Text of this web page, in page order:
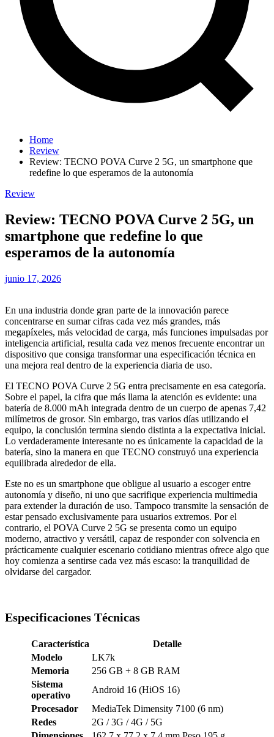
Home
Review
Review: TECNO POVA Curve 2 5G, un smartphone que
redefine lo que esperamos de la autonomía
Review
Review: TECNO POVA Curve 2 5G, un
smartphone que redefine lo que
esperamos de la autonomía
junio 17, 2026
En una industria donde gran parte de la innovación parece
concentrarse en sumar cifras cada vez más grandes, más
megapíxeles, más velocidad de carga, más funciones impulsadas por
inteligencia artificial, resulta cada vez menos frecuente encontrar un
dispositivo que consiga transformar una especificación técnica en
una mejora real dentro de la experiencia diaria de uso.
El TECNO POVA Curve 2 5G entra precisamente en esa categoría.
Sobre el papel, la cifra que más llama la atención es evidente: una
batería de 8.000 mAh integrada dentro de un cuerpo de apenas 7,42
milímetros de grosor. Sin embargo, tras varios días utilizando el
equipo, la conclusión termina siendo distinta a la expectativa inicial.
Lo verdaderamente interesante no es únicamente la capacidad de la
batería, sino la manera en que TECNO construyó una experiencia
equilibrada alrededor de ella.
Este no es un smartphone que obligue al usuario a escoger entre
autonomía y diseño, ni uno que sacrifique experiencia multimedia
para extender la duración de uso. Tampoco transmite la sensación de
estar pensado exclusivamente para usuarios extremos. Por el
contrario, el POVA Curve 2 5G se presenta como un equipo
moderno, atractivo y versátil, capaz de responder con solvencia en
prácticamente cualquier escenario cotidiano mientras ofrece algo que
hoy comienza a sentirse cada vez más escaso: la tranquilidad de
olvidarse del cargador.
Especificaciones Técnicas
Característica
Detalle
Modelo
LK7k
Memoria
256 GB + 8 GB RAM
Sistema
operativo
Android 16 (HiOS 16)
Procesador
MediaTek Dimensity 7100 (6 nm)
Redes
2G / 3G / 4G / 5G